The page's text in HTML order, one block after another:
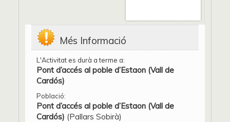
Més Informació
L'Activitat es durà a terme a:
Pont d’accés al poble d’Estaon (Vall de
Cardós)
Població:
Pont d’accés al poble d’Estaon (Vall de
Cardós) (Pallars Sobirà)